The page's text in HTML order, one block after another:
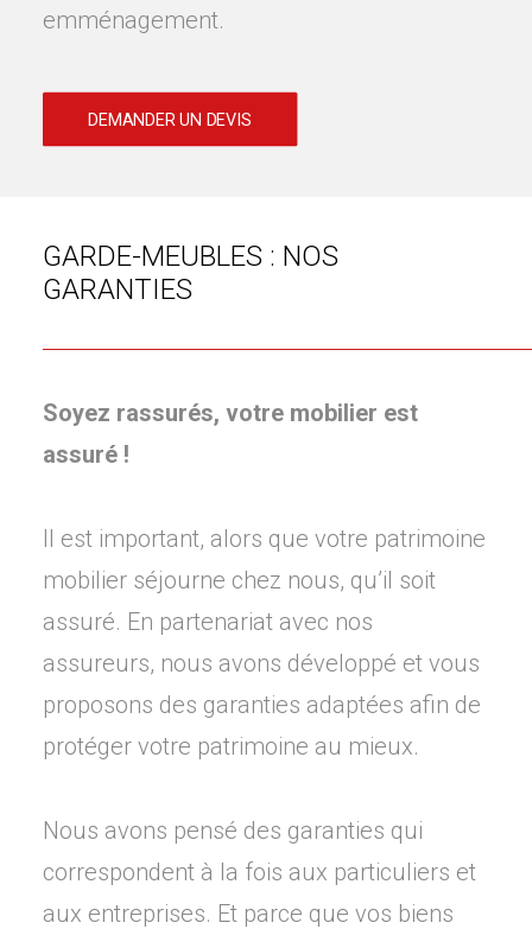
emménagement.
DEMANDER UN DEVIS
GARDE-MEUBLES : NOS
GARANTIES
Soyez rassurés, votre mobilier est
assuré !
Il est important, alors que votre patrimoine
mobilier séjourne chez nous, qu’il soit
assuré. En partenariat avec nos
assureurs, nous avons développé et vous
proposons des garanties adaptées afin de
protéger votre patrimoine au mieux.
Nous avons pensé des garanties qui
correspondent à la fois aux particuliers et
aux entreprises. Et parce que vos biens